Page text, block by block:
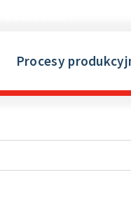
Procesy